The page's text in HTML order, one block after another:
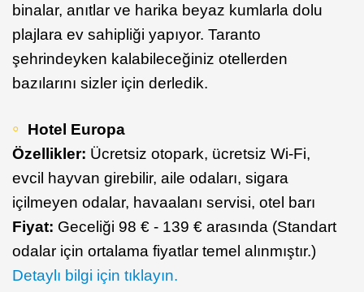
binalar, anıtlar ve harika beyaz kumlarla dolu
plajlara ev sahipliği yapıyor. Taranto
şehrindeyken kalabileceğiniz otellerden
bazılarını sizler için derledik.
Hotel Europa
Özellikler: Ücretsiz otopark, ücretsiz Wi-Fi,
evcil hayvan girebilir, aile odaları, sigara
içilmeyen odalar, havaalanı servisi, otel barı
Fiyat: Geceliği 98 € - 139 € arasında (Standart
odalar için ortalama fiyatlar temel alınmıştır.)
Detaylı bilgi için tıklayın.